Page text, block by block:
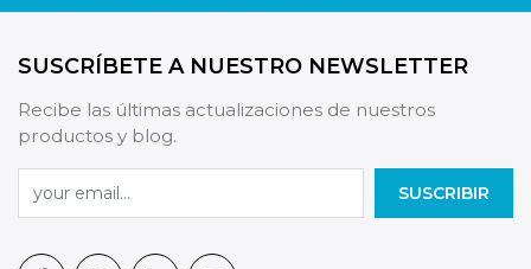
SUSCRÍBETE A NUESTRO NEWSLETTER
Recibe las últimas actualizaciones de nuestros
productos y blog.
SUSCRIBIR